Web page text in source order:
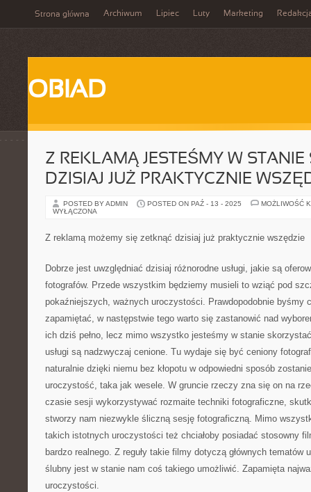
Strona główna Archiwum Lipiec Luty Marketing
OBIAD
Z REKLAMĄ JESTEŚMY W
DZISIAJ JUŻ PRAKTYCZNIE
POSTED BY ADMIN POSTED ON PAŹ - 13 - 2025
MOŻLIWOŚĆ
WYŁĄCZONA
Z reklamą możemy się zetknąć dzisiaj już praktycznie wszędzie
Dobrze jest uwzględniać dzisiaj różnorodne usługi, jakie są
fotografów. Przede wszystkim będziemy musieli to wziąć pod
pokaźniejszych, ważnych uroczystości. Prawdopodobnie byśmy
zapamiętać, w następstwie tego warto się zastanowić nad
ich dziś pełno, lecz mimo wszystko jesteśmy w stanie
usługi są nadzwyczaj cenione. Tu wydaje się być ceniony
naturalnie dzięki niemu bez kłopotu w odpowiedni sposób
uroczystość, taka jak wesele. W gruncie rzeczy zna się on na
czasie sesji wykorzystywać rozmaite techniki fotograficzne,
stworzy nam niezwykle śliczną sesję fotograficzną. Mimo
takich istotnych uroczystości też chciałoby posiadać stosowny
bardzo realnego. Z reguły takie filmy dotyczą głównych tematów
ślubny jest w stanie nam coś takiego umożliwić. Zapamięta
uroczystości.